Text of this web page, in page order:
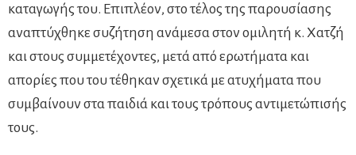
καταγωγής του. Επιπλέον, στο τέλος της παρουσίασης
αναπτύχθηκε συζήτηση ανάμεσα στον ομιλητή κ. Χατζή
και στους συμμετέχοντες, μετά από ερωτήματα και
απορίες που του τέθηκαν σχετικά με ατυχήματα που
συμβαίνουν στα παιδιά και τους τρόπους αντιμετώπισής
τους.